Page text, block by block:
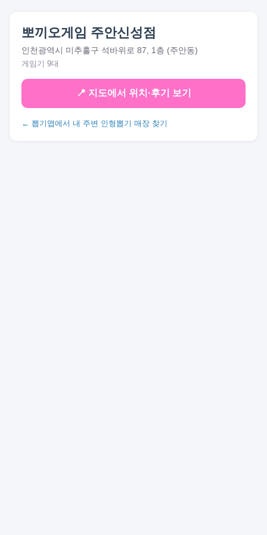
뽀끼오게임 주안신성점
인천광역시 미추홀구 석바위로 87, 1층 (주안동)
게임기 9대
📍 지도에서 위치·후기 보기
← 뽑기맵에서 내 주변 인형뽑기 매장 찾기